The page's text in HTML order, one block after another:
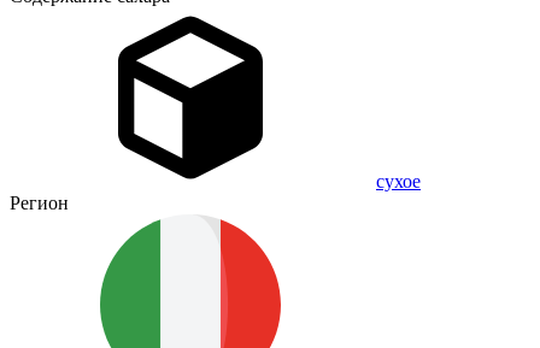
сухое
Регион